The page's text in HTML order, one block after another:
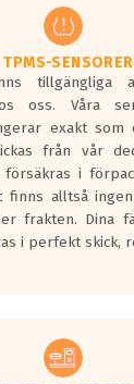
år 2016.
vågor är redan
nya regelverk.
våg kommer
än det
gälla 2016.
TPMS-SENSORER
oss. Våra
exakt som
från vår
försäkras i
finns alltså
frakten. Dina
i perfekt skick,